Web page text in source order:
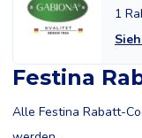
1
Festina
Alle Festina Rabatt-